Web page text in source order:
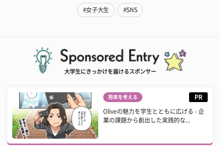
#女子大生 #SNS
大学生にきっかけを届けるスポンサー
将来を考える PR
Oliveの魅力を学生とともに広げる - 企
業の課題から創出した実践的な...